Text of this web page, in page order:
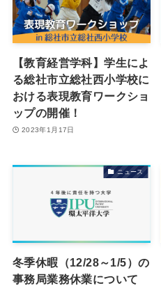
【教育経営学科】学生によ
る総社市立総社西小学校に
おける表現教育ワークショ
ップの開催！
2023年1月17日
ニュース
冬季休暇（12/28～1/5）の
事務局業務休業について